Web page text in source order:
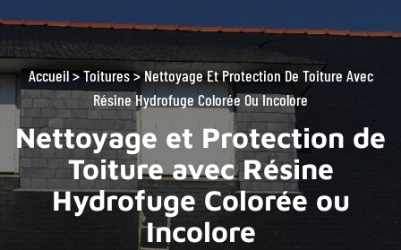
Accueil>Toitures >Nettoyage Et Protection De Toiture Avec
Résine Hydrofuge Colorée Ou Incolore
Nettoyage et Protection de
Toiture avec Résine
Hydrofuge Colorée ou
Incolore